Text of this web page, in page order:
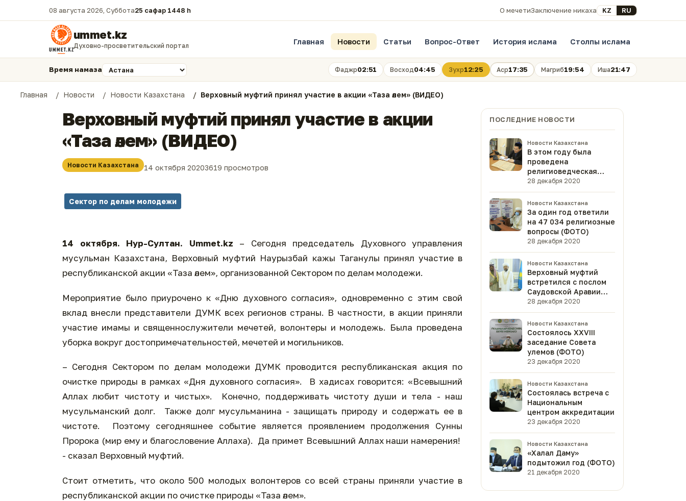
08 августа 2026, Суббота25 сафар 1448 һ. О мечетиЗаключение никахаВыберите язык
KZ RU
ummet.kz
Духовно-просветительский портал Главная Новости Статьи Вопрос-Ответ История ислама Столпы ислама
Время намаза Фаджр02:51 Восход04:45 Зухр12:25 Аср17:35 Магриб19:54 Иша21:47
Главная Новости Новости Казахстана Верховный муфтий принял участие в акции «Таза әлем» (ВИДЕО)
Верховный муфтий принял участие в акции
«Таза әлем» (ВИДЕО)
Новости Казахстана 14 октября 20203619 просмотров
Сектор по делам молодежи
14 октября. Нур-Султан. Ummet.kz – Сегодня председатель Духовного управления
мусульман Казахстана, Верховный муфтий Наурызбай кажы Таганулы принял участие в
республиканской акции «Таза әлем», организованной Сектором по делам молодежи.
Мероприятие было приурочено к «Дню духовного согласия», одновременно с этим свой
вклад внесли представители ДУМК всех регионов страны. В частности, в акции приняли
участие имамы и священнослужители мечетей, волонтеры и молодежь. Была проведена
уборка вокруг достопримечательностей, мечетей и могильников.
– Сегодня Сектором по делам молодежи ДУМК проводится республиканская акция по
очистке природы в рамках «Дня духовного согласия». В хадисах говорится: «Всевышний
Аллах любит чистоту и чистых». Конечно, поддерживать чистоту души и тела - наш
мусульманский долг. Также долг мусульманина - защищать природу и содержать ее в
чистоте. Поэтому сегодняшнее событие является проявлением продолжения Сунны
Пророка (мир ему и благословение Аллаха). Да примет Всевышний Аллах наши намерения!
- сказал Верховный муфтий.
Стоит отметить, что около 500 молодых волонтеров со всей страны приняли участие в
республиканской акции по очистке природы «Таза әлем».
ПОСЛЕДНИЕ НОВОСТИ
Новости Казахстана
В этом году была
проведена
религиоведческая
экспертиза 47 книг
(ФОТО)
28 декабря 2020
Новости Казахстана
За один год ответили
на 47 034 религиозные
вопросы (ФОТО)
28 декабря 2020
Новости Казахстана
Верховный муфтий
встретился с послом
Саудовской Аравии
(ФОТО)
28 декабря 2020
Новости Казахстана
Состоялось XXVIII
заседание Совета
улемов (ФОТО)
23 декабря 2020
Новости Казахстана
Состоялась встреча с
Национальным
центром аккредитации
23 декабря 2020
Новости Казахстана
«Халал Даму»
подытожил год (ФОТО)
21 декабря 2020